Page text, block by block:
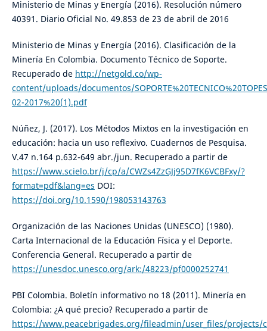
Ministerio de Minas y Energía (2016). Resolución número
40391. Diario Oficial No. 49.853 de 23 de abril de 2016
Ministerio de Minas y Energía (2016). Clasificación de la
Minería En Colombia. Documento Técnico de Soporte.
Recuperado de http://netgold.co/wp-
content/uploads/documentos/
02-2017%20(1).pdf
Núñez, J. (2017). Los Métodos Mixtos en la investigación en
educación: hacia un uso reflexivo. Cuadernos de Pesquisa.
V.47 n.164 p.632-649 abr./jun. Recuperado a partir de
https://www.scielo.br/j/cp/a/CWZs4ZzGJj95D7fK6VCBFxy/?
format=pdf&lang=es DOI:
https://doi.org/10.1590/198053143763
Organización de las Naciones Unidas (UNESCO) (1980).
Carta Internacional de la Educación Física y el Deporte.
Conferencia General. Recuperado a partir de
https://unesdoc.unesco.org/ark:/48223/pf0000252741
PBI Colombia. Boletín informativo no 18 (2011). Minería en
Colombia: ¿A qué precio? Recuperado a partir de
https://www.peacebrigades.org/fileadmin/user_files/projects/